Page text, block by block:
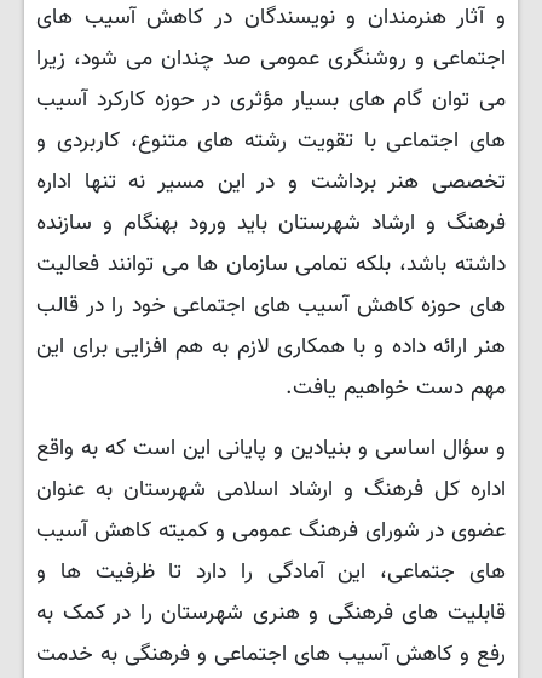
و آثار هنرمندان و نویسندگان در کاهش آسیب های
اجتماعی و روشنگری عمومی صد چندان می شود، زیرا
می توان گام های بسیار مؤثری در حوزه کارکرد آسیب
های اجتماعی با تقویت رشته های متنوع، کاربردی و
تخصصی هنر برداشت و در این مسیر نه تنها اداره
فرهنگ و ارشاد شهرستان باید ورود بهنگام و سازنده
داشته باشد، بلکه تمامی سازمان ها می توانند فعالیت
های حوزه کاهش آسیب های اجتماعی خود را در قالب
هنر ارائه داده و با همکاری لازم به هم افزایی برای این
مهم دست خواهیم یافت.
و سؤال اساسی و بنیادین و پایانی این است که به واقع
اداره کل فرهنگ و ارشاد اسلامی شهرستان به عنوان
عضوی در شورای فرهنگ عمومی و کمیته کاهش آسیب
های جتماعی، این آمادگی را دارد تا ظرفیت‌ ها و
قابلیت ‌های فرهنگی و هنری شهرستان را در کمک به
رفع و کاهش آسیب‌ های اجتماعی و فرهنگی به خدمت